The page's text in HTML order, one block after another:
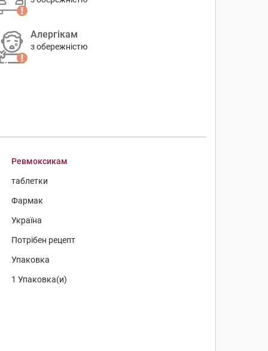
Алергікам
з обережністю
Ревмоксикам
таблетки
Фармак
Україна
Потрібен рецепт
Упаковка
1 Упаковка(и)